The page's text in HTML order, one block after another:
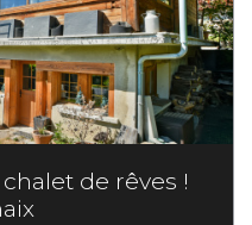
de rêves !